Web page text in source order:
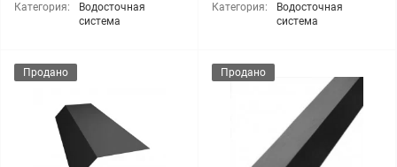
Категория:
Водосточная
система
Категория:
Водосточная
система
Продано Продано